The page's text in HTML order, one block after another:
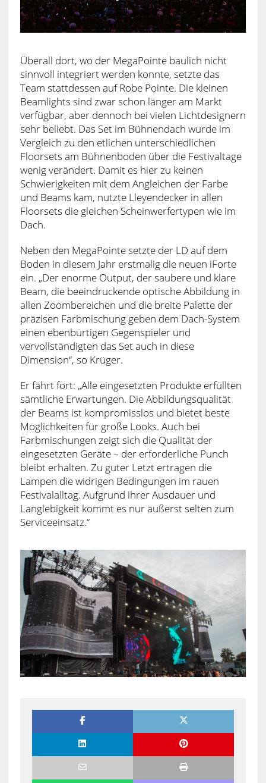
Überall dort, wo der MegaPointe baulich nicht
sinnvoll integriert werden konnte, setzte das
Team stattdessen auf Robe Pointe. Die kleinen
Beamlights sind zwar schon länger am Markt
verfügbar, aber dennoch bei vielen Lichtdesignern
sehr beliebt. Das Set im Bühnendach wurde im
Vergleich zu den etlichen unterschiedlichen
Floorsets am Bühnenboden über die Festivaltage
wenig verändert. Damit es hier zu keinen
Schwierigkeiten mit dem Angleichen der Farbe
und Beams kam, nutzte Lleyendecker in allen
Floorsets die gleichen Scheinwerfertypen wie im
Dach.
Neben den MegaPointe setzte der LD auf dem
Boden in diesem Jahr erstmalig die neuen iForte
ein. „Der enorme Output, der saubere und klare
Beam, die beeindruckende optische Abbildung in
allen Zoombereichen und die breite Palette der
präzisen Farbmischung geben dem Dach-System
einen ebenbürtigen Gegenspieler und
vervollständigten das Set auch in diese
Dimension“, so Krüger.
Er fährt fort: „Alle eingesetzten Produkte erfüllten
sämtliche Erwartungen. Die Abbildungsqualität
der Beams ist kompromisslos und bietet beste
Möglichkeiten für große Looks. Auch bei
Farbmischungen zeigt sich die Qualität der
eingesetzten Geräte – der erforderliche Punch
bleibt erhalten. Zu guter Letzt ertragen die
Lampen die widrigen Bedingungen im rauen
Festivalalltag. Aufgrund ihrer Ausdauer und
Langlebigkeit kommt es nur äußerst selten zum
Serviceeinsatz.“